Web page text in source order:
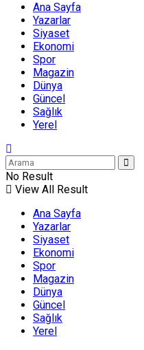
Ana Sayfa
Yazarlar
Siyaset
Ekonomi
Spor
Magazin
Dünya
Güncel
Sağlık
Yerel
No Result
View All Result
Ana Sayfa
Yazarlar
Siyaset
Ekonomi
Spor
Magazin
Dünya
Güncel
Sağlık
Yerel